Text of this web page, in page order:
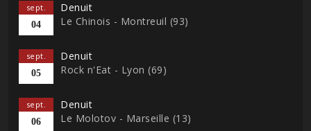
sept.
04
Denuit
Le Chinois - Montreuil (93)
sept.
05
Denuit
Rock n'Eat - Lyon (69)
sept.
06
Denuit
Le Molotov - Marseille (13)